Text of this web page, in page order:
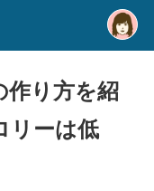
作り方を紹
リーは低